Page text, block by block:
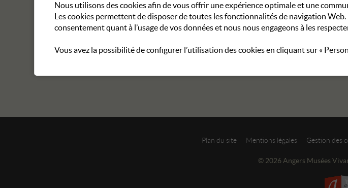
Plan du site Mentions légales Gestion des
© 2026 Angers Musées
Nous utilisons des cookies afin de vous offrir une expérience optimale et une
Les cookies permettent de disposer de toutes les fonctionnalités de navigation
consentement quant à l’usage de vos données et nous nous engageons à les
Vous avez la possibilité de configurer l’utilisation des cookies en cliquant sur «